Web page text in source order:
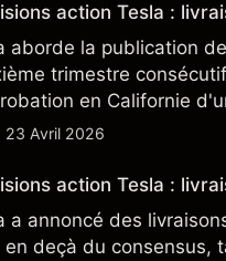
action Tesla :
aborde la publication
trimestre
en Californie
un nouveau
23 Avril 2026
action Tesla :
a annoncé des
en deçà du consensus,